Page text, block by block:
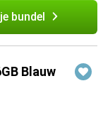
bundel
Blauw